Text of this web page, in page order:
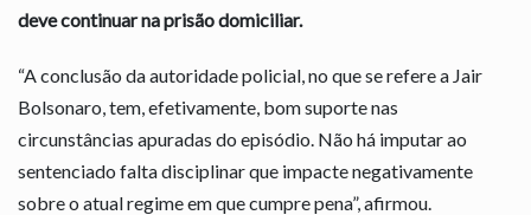
deve continuar na prisão domiciliar.
“A conclusão da autoridade policial, no que se refere a Jair
Bolsonaro, tem, efetivamente, bom suporte nas
circunstâncias apuradas do episódio. Não há imputar ao
sentenciado falta disciplinar que impacte negativamente
sobre o atual regime em que cumpre pena”, afirmou.